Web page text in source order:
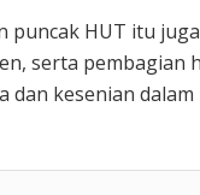
puncak HUT itu
serta pembagian
dan kesenian